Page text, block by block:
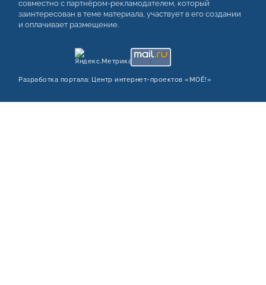
совместно с партнёром-рекламодателем, который
заинтересован в теме материала, участвует в его создании
и оплачивает размещение.
Разработка портала: Центр интернет‑проектов «МОЁ!»